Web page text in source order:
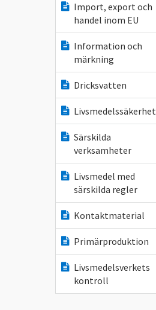
Import, export och
handel inom EU
Information och
märkning
Dricksvatten
Livsmedelssäkerhet
Särskilda
verksamheter
Livsmedel med
särskilda regler
Kontaktmaterial
Primärproduktion
Livsmedelsverkets
kontroll